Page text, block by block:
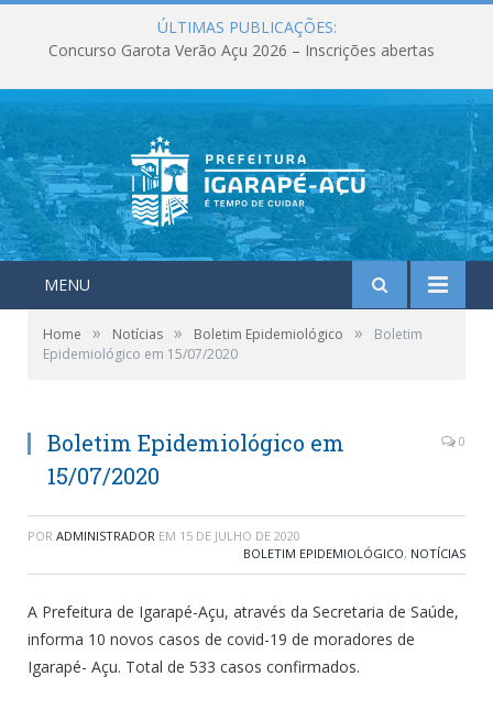
ÚLTIMAS PUBLICAÇÕES:
Concurso Garota Verão Açu 2026 – Inscrições abertas
MENU
Home » Notícias » Boletim Epidemiológico »
Boletim
Epidemiológico em 15/07/2020
Boletim Epidemiológico em
15/07/2020
0
POR ADMINISTRADOR EM 15 DE JULHO DE 2020
BOLETIM EPIDEMIOLÓGICO, NOTÍCIAS
A Prefeitura de Igarapé-Açu, através da Secretaria de Saúde,
informa 10 novos casos de covid-19 de moradores de
Igarapé- Açu. Total de 533 casos confirmados.